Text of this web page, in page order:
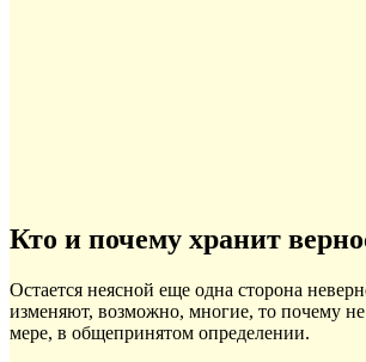
Кто и почему хранит
Остается неясной еще одна сторона
изменяют, возможно, многие, то почему
мере, в общепринятом определении.